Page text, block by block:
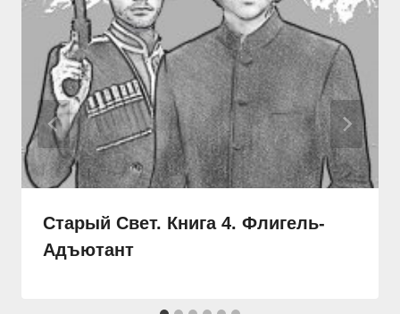
Старый Свет. Книга 4. Флигель-
Адъютант